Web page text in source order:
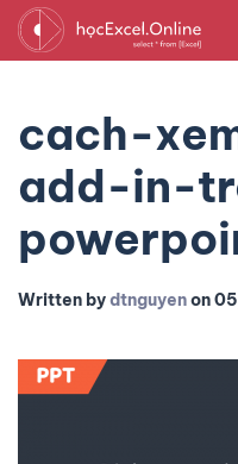
cach-
add-in-
Written bydtnguyenon